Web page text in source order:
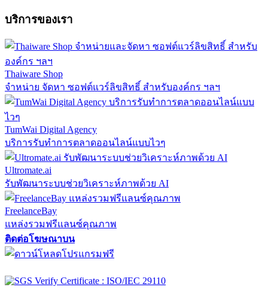
บริการของเรา
Thaiware Shop
จำหน่าย จัดหา ซอฟต์แวร์ลิขสิทธิ์ สำหรับองค์กร ฯลฯ
TumWai Digital Agency
บริการรับทำการตลาดออนไลน์แบบไวๆ
Ultromate.ai
รับพัฒนาระบบช่วยวิเคราะห์ภาพด้วย AI
FreelanceBay
แหล่งรวมฟรีแลนซ์คุณภาพ
ติดต่อโฆษณาบน